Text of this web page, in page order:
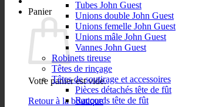
Panier
Votre panier est vide.
Retour à la boutique
Tubes John Guest
Unions double John Guest
Unions femelle John Guest
Unions mâle John Guest
Vannes John Guest
Robinets tireuse
Têtes de rinçage
Têtes de soutirage et accessoires
Pièces détachés tête de fût
Raccords tête de fût